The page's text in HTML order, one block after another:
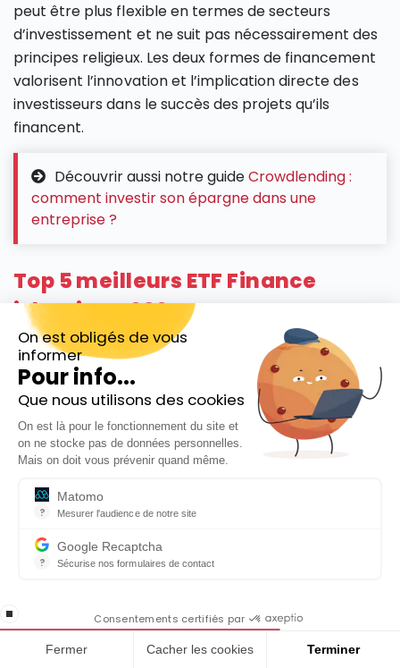
On est obligés de vous
informer
Pour info...
Que nous utilisons des cookies
On est là pour le fonctionnement du site et
on ne stocke pas de données personnelles.
Mais on doit vous prévenir quand même.
?
Matomo
Mesurer l'audience de notre site
?
Google Recaptcha
Sécurise nos formulaires de contact
stop loading Consentements certifiés par
Fermer Cacher les cookies Terminer
peut être plus flexible en termes de secteurs
d’investissement et ne suit pas nécessairement des
principes religieux. Les deux formes de financement
valorisent l’innovation et l’implication directe des
investisseurs dans le succès des projets qu’ils
financent.
Découvrir aussi notre guideCrowdlending :
comment investir son épargne dans une
entreprise ?
Top 5 meilleurs ETF Finance
islamique 2024
Inscrivez-vous gratuitement à
notre Newsletter hebdo
En cadeau notre ebook
politique de confidentialité de ce site